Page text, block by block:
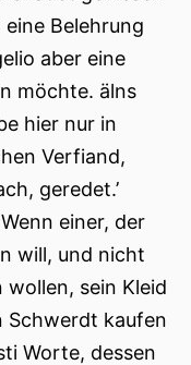
Belehrung
aber eine
möchte. älns
hier nur in
Verfiand,
geredet.’
einer, der
will, und nicht
sein Kleid
Schwerdt kaufen
Worte, dessen